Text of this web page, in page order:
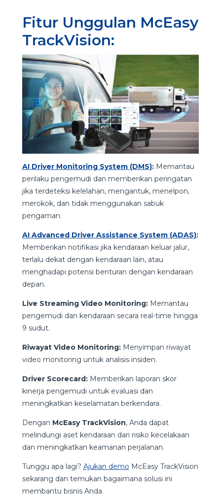
Fitur Unggulan McEasy
TrackVision:
AI Driver Monitoring System (DMS):Memantau
perilaku pengemudi dan memberikan peringatan
jika terdeteksi kelelahan, mengantuk, menelpon,
merokok, dan tidak menggunakan sabuk
pengaman.
AI Advanced Driver Assistance System (ADAS):
Memberikan notifikasi jika kendaraan keluar jalur,
terlalu dekat dengan kendaraan lain, atau
menghadapi potensi benturan dengan kendaraan
depan.
Live Streaming Video Monitoring:Memantau
pengemudi dan kendaraan secara real-time hingga
9 sudut.
Riwayat Video Monitoring:Menyimpan riwayat
video monitoring untuk analisis insiden.
Driver Scorecard:Memberikan laporan skor
kinerja pengemudi untuk evaluasi dan
meningkatkan keselamatan berkendara.
Dengan McEasy TrackVision, Anda dapat
melindungi aset kendaraan dari risiko kecelakaan
dan meningkatkan keamanan perjalanan.
Tunggu apa lagi? Ajukan demo McEasy TrackVision
sekarang dan temukan bagaimana solusi ini
membantu bisnis Anda.